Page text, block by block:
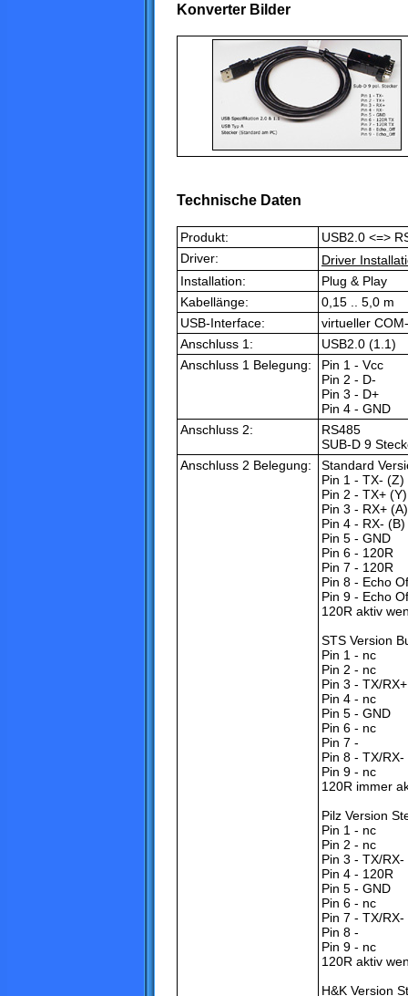
Konverter Bilder
Technische Daten
Produkt:
USB2.0 <=>
Driver:
Driver
Installation:
Plug & Play
Kabellänge:
0,15 .. 5,0 m
USB-Interface:
virtueller
Anschluss 1:
USB2.0 (1.1)
Anschluss 1 Belegung:
Pin 1 - Vcc
Pin 2 - D-
Pin 3 - D+
Pin 4 - GND
Anschluss 2:
RS485
SUB-D 9
Anschluss 2 Belegung:
Standard
Pin 1 - TX- (Z)
Pin 2 - TX+ (Y)
Pin 3 - RX+ (A)
Pin 4 - RX- (B)
Pin 5 - GND
Pin 6 - 120R
Pin 7 - 120R
Pin 8 - Echo
Pin 9 - Echo
120R aktiv
STS Version
Pin 1 - nc
Pin 2 - nc
Pin 3 - TX/
Pin 4 - nc
Pin 5 - GND
Pin 6 - nc
Pin 7 -
Pin 8 - TX/RX-
Pin 9 - nc
120R immer
Pilz Version
Pin 1 - nc
Pin 2 - nc
Pin 3 - TX/RX-
Pin 4 - 120R
Pin 5 - GND
Pin 6 - nc
Pin 7 - TX/RX-
Pin 8 -
Pin 9 - nc
120R aktiv
H&K Version